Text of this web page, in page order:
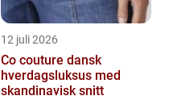
12 juli 2026
Co couture dansk
hverdagsluksus med
skandinavisk snitt